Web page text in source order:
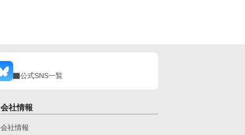
公式SNS一覧
会社情報
会社情報